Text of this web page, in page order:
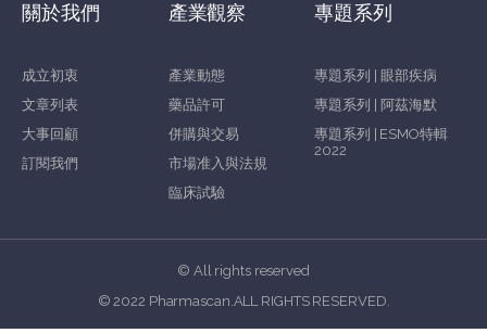
關於我們
成立初衷
文章列表
大事回顧
訂閱我們
產業觀察
產業動態
藥品許可
併購與交易
市場准入與法規
臨床試驗
專題系列
專題系列 | 眼部疾病
專題系列 | 阿茲海默
專題系列 | ESMO特輯
2022
© All rights reserved
© 2022 Pharmascan.ALL RIGHTS RESERVED.